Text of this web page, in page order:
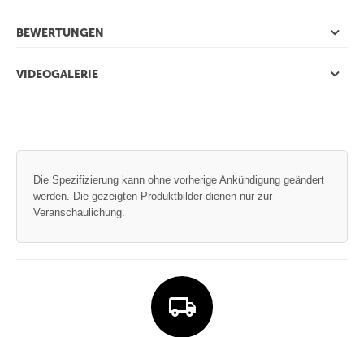
BEWERTUNGEN
VIDEOGALERIE
Die Spezifizierung kann ohne vorherige Ankündigung geändert
werden. Die gezeigten Produktbilder dienen nur zur
Veranschaulichung.